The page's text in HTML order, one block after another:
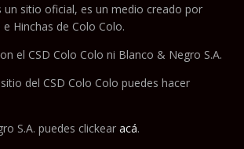
un sitio oficial, es un medio creado por
Hinchas de Colo Colo.
el CSD Colo Colo ni Blanco & Negro S.A.
del CSD Colo Colo puedes hacer
S.A. puedes clickear acá.